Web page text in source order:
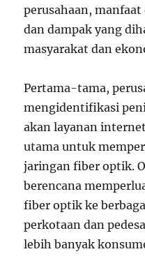
perusahaan,
dan dampak yang
masyarakat dan
Pertama-tama,
mengidentifikasi
akan layanan
utama untuk
jaringan fiber optik.
berencana
fiber optik ke
perkotaan dan
lebih banyak